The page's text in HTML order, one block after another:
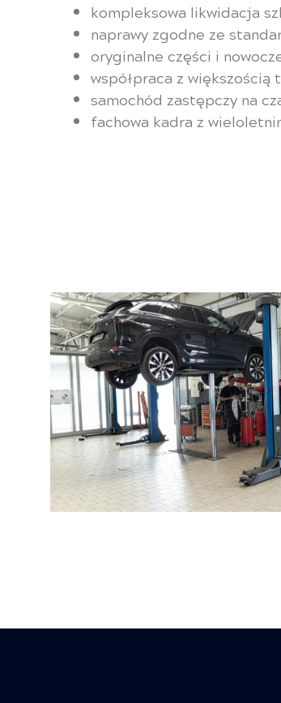
kompleksowa likwidacja
naprawy zgodne ze
oryginalne części i
współpraca z
samochód zastępczy na
fachowa kadra z